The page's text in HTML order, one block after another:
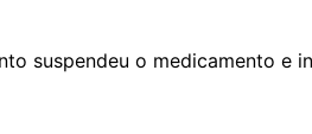
suspendeu o medicamento e